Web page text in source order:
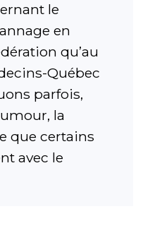
le
en
qu’au
Québec
parfois,
la
que certains
avec le